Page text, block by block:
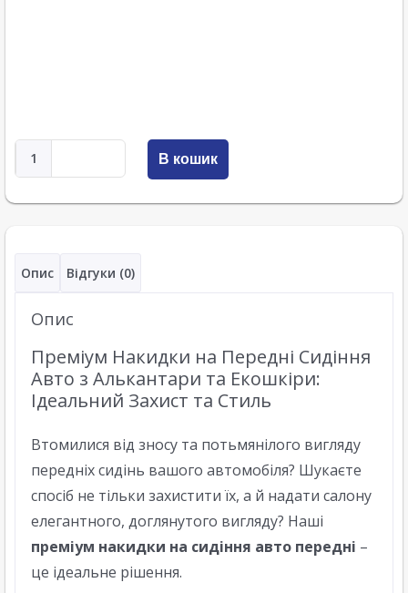
В кошик
Опис Відгуки (0)
Опис
Преміум Накидки на Передні Сидіння
Авто з Алькантари та Екошкіри:
Ідеальний Захист та Стиль
Втомилися від зносу та потьмянілого вигляду
передніх сидінь вашого автомобіля? Шукаєте
спосіб не тільки захистити їх, а й надати салону
елегантного, доглянутого вигляду? Наші
преміум накидки на сидіння авто передні –
це ідеальне рішення.